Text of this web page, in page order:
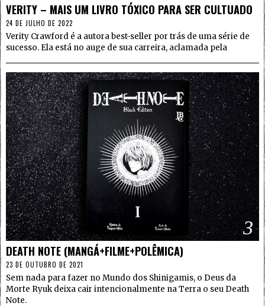
VERITY – MAIS UM LIVRO TÓXICO PARA SER CULTUADO
24 DE JULHO DE 2022
Verity Crawford é a autora best-seller por trás de uma série de
sucesso. Ela está no auge de sua carreira, aclamada pela
3
DEATH NOTE (MANGÁ+FILME+POLÊMICA)
23 DE OUTUBRO DE 2021
Sem nada para fazer no Mundo dos Shinigamis, o Deus da
Morte Ryuk deixa cair intencionalmente na Terra o seu Death
Note.